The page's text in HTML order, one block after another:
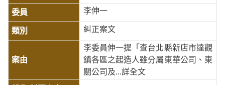
李伸一
糾正案文
李委員伸一提「查台北縣新店市達觀
鎮各區之起造人雖分屬東華公司、東
關公司及...詳全文